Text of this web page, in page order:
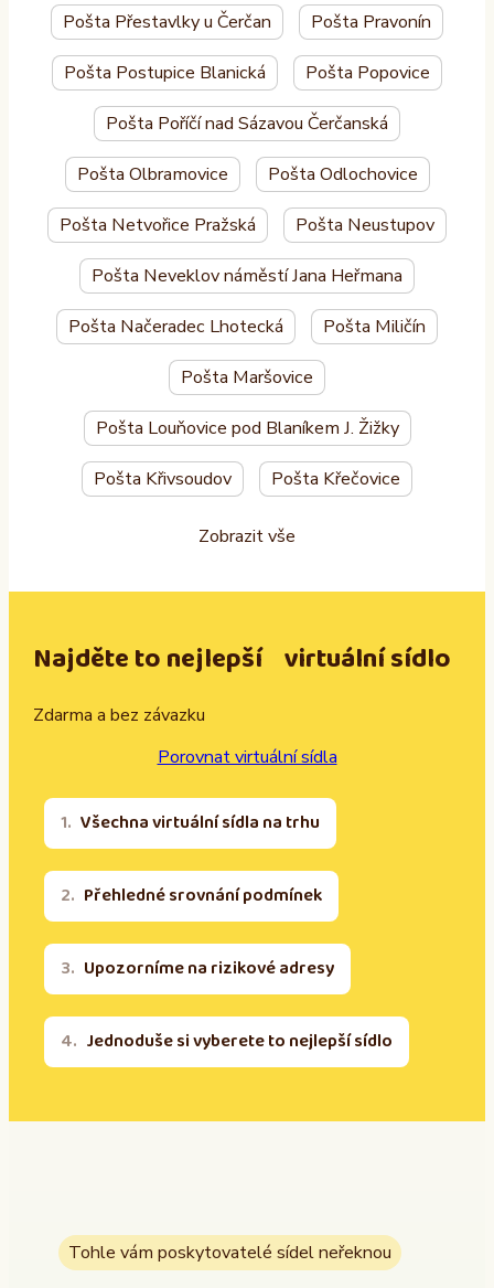
Pošta Přestavlky u Čerčan Pošta Pravonín
Pošta Postupice Blanická Pošta Popovice
Pošta Poříčí nad Sázavou Čerčanská
Pošta Olbramovice Pošta Odlochovice
Pošta Netvořice Pražská Pošta Neustupov
Pošta Neveklov náměstí Jana Heřmana
Pošta Načeradec Lhotecká Pošta Miličín
Pošta Maršovice
Pošta Louňovice pod Blaníkem J. Žižky
Pošta Křivsoudov Pošta Křečovice
Zobrazit vše
Najděte to nejlepší virtuální sídlo
Zdarma a bez závazku
Porovnat virtuální sídla
Všechna virtuální sídla na trhu
Přehledné srovnání podmínek
Upozorníme na rizikové adresy
Jednoduše si vyberete to nejlepší sídlo
Tohle vám poskytovatelé sídel neřeknou